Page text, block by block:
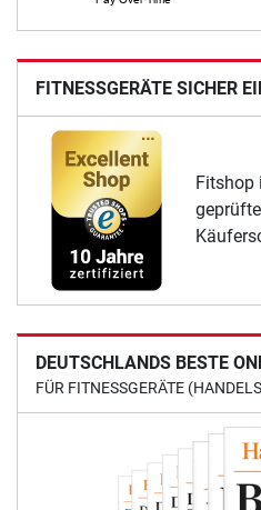
FITNESSGERÄTE SICHER
Fitshop
DEUTSCHLANDS BESTE
FÜR FITNESSGERÄTE